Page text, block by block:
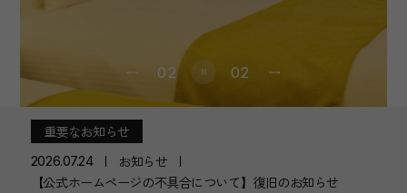
02 02
重要なお知らせ
2026.07.24
お知らせ
【公式ホームページの不具合について】復旧のお知らせ